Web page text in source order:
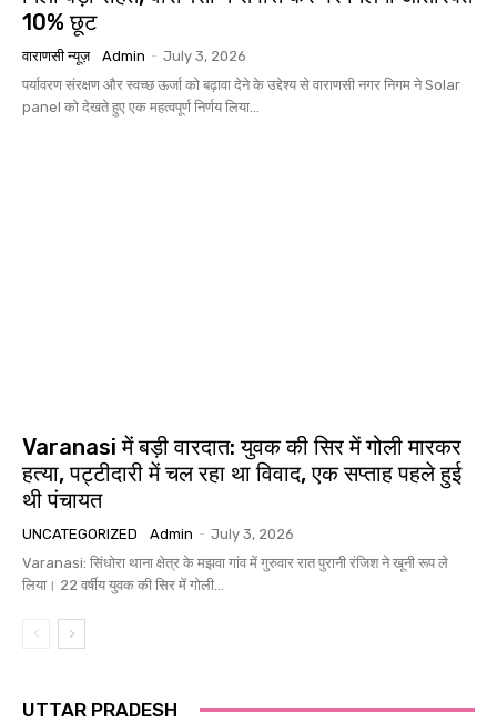
10% छूट
वाराणसी न्यूज़ Admin - July 3, 2026
पर्यावरण संरक्षण और स्वच्छ ऊर्जा को बढ़ावा देने के उद्देश्य से वाराणसी नगर निगम ने Solar
panel को देखते हुए एक महत्वपूर्ण निर्णय लिया...
Varanasi में बड़ी वारदात: युवक की सिर में गोली मारकर
हत्या, पट्टीदारी में चल रहा था विवाद, एक सप्ताह पहले हुई
थी पंचायत
UNCATEGORIZED Admin - July 3, 2026
Varanasi: सिंधोरा थाना क्षेत्र के मझवा गांव में गुरुवार रात पुरानी रंजिश ने खूनी रूप ले
लिया। 22 वर्षीय युवक की सिर में गोली...
UTTAR PRADESH